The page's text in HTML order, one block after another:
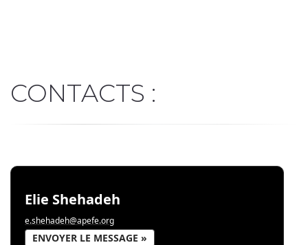
CONTACTS :
Elie Shehadeh
e.shehadeh@apefe.org
ENVOYER LE MESSAGE »